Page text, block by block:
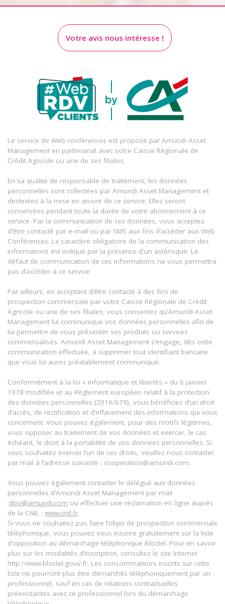
Votre avis nous intéresse !
Le service de Web conférences est proposé par Amundi Asset
Management en partenariat avec votre Caisse Régionale de
Crédit Agricole ou une de ses filiales.
En sa qualité de responsable de traitement, les données
personnelles sont collectées par Amundi Asset Management et
destinées à la mise en œuvre de ce service. Elles seront
conservées pendant toute la durée de votre abonnement à ce
service. Par la communication de ces données, vous acceptez
d’être contacté par e-mail ou par SMS aux fins d’accéder aux Web
Conférences. Le caractère obligatoire de la communication des
informations est indiqué par la présence d'un astérisque. Le
défaut de communication de ces informations ne vous permettra
pas d’accéder à ce service
Par ailleurs, en acceptant d’être contacté à des fins de
prospection commerciale par votre Caisse Régionale de Crédit
Agricole ou une de ses filiales, vous consentez qu’Amundi Asset
Management lui communique vos données personnelles afin de
lui permettre de vous présenter ses produits ou services
commercialisés. Amundi Asset Management s’engage, dès cette
communication effectuée, à supprimer tout identifiant bancaire
que vous lui aurez préalablement communiqué.
Conformément à la loi « informatique et libertés » du 6 janvier
1978 modifiée et au Règlement européen relatif à la protection
des données personnelles (2016/679), vous bénéficiez d’un droit
d’accès, de rectification et d’effacement des informations qui vous
concernent. Vous pouvez également, pour des motifs légitimes,
vous opposer au traitement de vos données et exercer, le cas
échéant, le droit à la portabilité de vos données personnelles. Si
vous souhaitez exercer l’un de ces droits, veuillez nous contacter
par mail à l’adresse suivante : cooperation@amundi.com.
Vous pouvez également contacter le délégué aux données
personnelles d’Amundi Asset Management par mail
:dpo@amundi.com ou effectuer une réclamation en ligne auprès
de la CNIL : www.cnil.fr
Si vous ne souhaitez pas faire l’objet de prospection commerciale
téléphonique, vous pouvez vous inscrire gratuitement sur la liste
d’opposition au démarchage téléphonique Bloctel. Pour en savoir
plus sur les modalités d’inscription, consultez le site Internet
http://www.bloctel.gouv.fr. Les consommateurs inscrits sur cette
liste ne pourront plus être démarchés téléphoniquement par un
professionnel, sauf en cas de relations contractuelles
préexistantes avec ce professionnel lors du démarchage